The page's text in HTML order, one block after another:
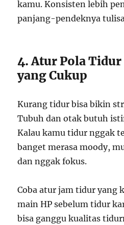
kamu. Konsisten lebih
panjang-pendeknya
4. Atur Pola
yang Cukup
Kurang tidur bisa bikin
Tubuh dan otak butuh
Kalau kamu tidur nggak
banget merasa moody,
dan nggak fokus.
Coba atur jam tidur yang
main HP sebelum tidur
bisa ganggu kualitas